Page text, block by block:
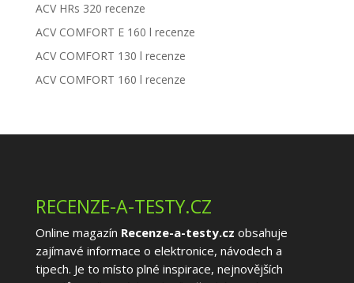
ACV HRs 320 recenze
ACV COMFORT E 160 l recenze
ACV COMFORT 130 l recenze
ACV COMFORT 160 l recenze
RECENZE-A-TESTY.CZ
Online magazín Recenze-a-testy.cz obsahuje
zajímavé informace o elektronice, návodech a
tipech. Je to místo plné inspirace, nejnovějších